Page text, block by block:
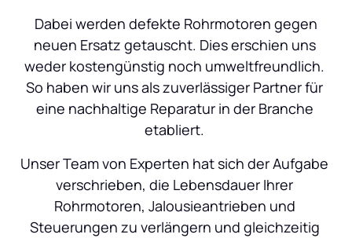
neuen Ersatz getauscht. Dies erschien uns
weder kostengünstig noch umweltfreundlich.
So haben wir uns als zuverlässiger Partner für
eine nachhaltige Reparatur in der Branche
etabliert.
Unser Team von Experten hat sich der Aufgabe
verschrieben, die Lebensdauer Ihrer
Rohrmotoren, Jalousieantrieben und
Steuerungen zu verlängern und gleichzeitig